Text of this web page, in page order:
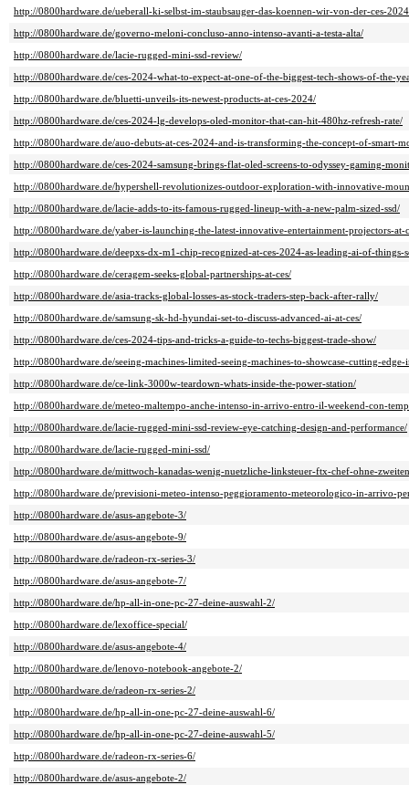
http://0800hardware.de/ueberall-ki-selbst-im-staubsauger-das-koennen-wir-von-der-ces-
http://0800hardware.de/governo-meloni-concluso-anno-intenso-avanti-a-testa-alta/
http://0800hardware.de/lacie-rugged-mini-ssd-review/
http://0800hardware.de/ces-2024-what-to-expect-at-one-of-the-biggest-tech-shows-of-the-
http://0800hardware.de/bluetti-unveils-its-newest-products-at-ces-2024/
http://0800hardware.de/ces-2024-lg-develops-oled-monitor-that-can-hit-480hz-refresh-rate/
http://0800hardware.de/auo-debuts-at-ces-2024-and-is-transforming-the-concept-of-smart-
http://0800hardware.de/ces-2024-samsung-brings-flat-oled-screens-to-odyssey-gaming-
http://0800hardware.de/hypershell-revolutionizes-outdoor-exploration-with-innovative-
http://0800hardware.de/lacie-adds-to-its-famous-rugged-lineup-with-a-new-palm-sized-ssd/
http://0800hardware.de/yaber-is-launching-the-latest-innovative-entertainment-projectors-at-
http://0800hardware.de/deepxs-dx-m1-chip-recognized-at-ces-2024-as-leading-ai-of-things-
http://0800hardware.de/ceragem-seeks-global-partnerships-at-ces/
http://0800hardware.de/asia-tracks-global-losses-as-stock-traders-step-back-after-rally/
http://0800hardware.de/samsung-sk-hd-hyundai-set-to-discuss-advanced-ai-at-ces/
http://0800hardware.de/ces-2024-tips-and-tricks-a-guide-to-techs-biggest-trade-show/
http://0800hardware.de/seeing-machines-limited-seeing-machines-to-showcase-cutting-
http://0800hardware.de/ce-link-3000w-teardown-whats-inside-the-power-station/
http://0800hardware.de/meteo-maltempo-anche-intenso-in-arrivo-entro-il-weekend-con-
http://0800hardware.de/lacie-rugged-mini-ssd-review-eye-catching-design-and-performance/
http://0800hardware.de/lacie-rugged-mini-ssd/
http://0800hardware.de/mittwoch-kanadas-wenig-nuetzliche-linksteuer-ftx-chef-ohne-
http://0800hardware.de/previsioni-meteo-intenso-peggioramento-meteorologico-in-arrivo-
http://0800hardware.de/asus-angebote-3/
http://0800hardware.de/asus-angebote-9/
http://0800hardware.de/radeon-rx-series-3/
http://0800hardware.de/asus-angebote-7/
http://0800hardware.de/hp-all-in-one-pc-27-deine-auswahl-2/
http://0800hardware.de/lexoffice-special/
http://0800hardware.de/asus-angebote-4/
http://0800hardware.de/lenovo-notebook-angebote-2/
http://0800hardware.de/radeon-rx-series-2/
http://0800hardware.de/hp-all-in-one-pc-27-deine-auswahl-6/
http://0800hardware.de/hp-all-in-one-pc-27-deine-auswahl-5/
http://0800hardware.de/radeon-rx-series-6/
http://0800hardware.de/asus-angebote-2/